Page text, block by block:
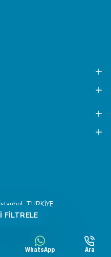
WhatsApp Ara
TÜRKİYE
FILTRELE